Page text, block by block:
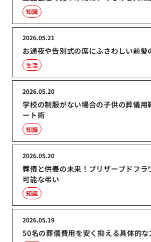
知識
お通夜や告別式の席にふさわしい前髪
2026.05.21
生活
学校の制服がない場合の子供の葬儀用
ート術
2026.05.20
知識
葬儀と供養の未来！プリザーブドフラ
可能な弔い
2026.05.20
知識
50名の葬儀費用を安く抑える具体的な
2026.05.19